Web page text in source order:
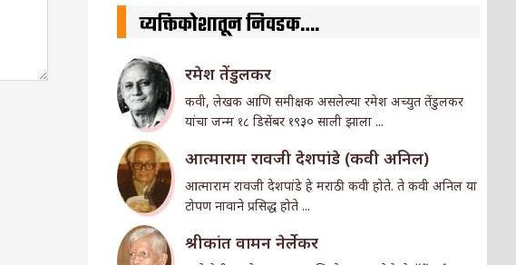
व्यक्तिकोशातून निवडक….
रमेश तेंडुलकर
कवी, लेखक आणि समीक्षक असलेल्या रमेश अच्युत तेंडुलकर
यांचा जन्म १८ डिसेंबर १९३० साली झाला ...
आत्माराम रावजी देशपांडे (कवी अनिल)
आत्माराम रावजी देशपांडे हे मराठी कवी होते. ते कवी अनिल या
टोपण नावाने प्रसिद्ध होते ...
श्रीकांत वामन नेर्लेकर